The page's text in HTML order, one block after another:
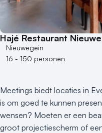
50 - 100 personen
100 - 250 personen
250 - 500 personen
500+ personen
Bijzondere locaties
Duurzame locatie
Groene locatie
Heisessie
Hajé Restaurant
Nieuwegein
16 - 150 personen
Meetings biedt locaties in
is om goed te kunnen
wensen? Moeten er een
groot projectiescherm of